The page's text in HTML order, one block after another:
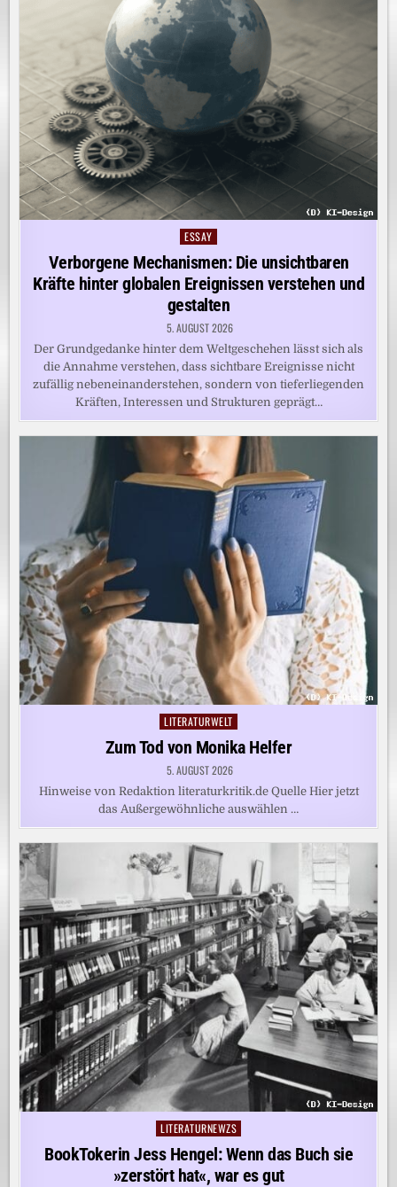
Posted
in
ESSAY
Verborgene Mechanismen: Die unsichtbaren
Kräfte hinter globalen Ereignissen verstehen und
gestalten
5. AUGUST 2026
Der Grundgedanke hinter dem Weltgeschehen lässt sich als
die Annahme verstehen, dass sichtbare Ereignisse nicht
zufällig nebeneinanderstehen, sondern von tieferliegenden
Kräften, Interessen und Strukturen geprägt…
Posted
in
LITERATURWELT
Zum Tod von Monika Helfer
5. AUGUST 2026
Hinweise von Redaktion literaturkritik.de Quelle Hier jetzt
das Außergewöhnliche auswählen …
Posted
LITERATURNEWZS
BookTokerin Jess Hengel: Wenn das Buch sie
»zerstört hat«, war es gut